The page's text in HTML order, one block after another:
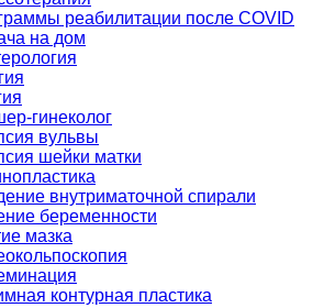
реабилитации после СOVID
на дом
гинеколог
вульвы
шейки матки
внутриматочной спирали
беременности
мазка
контурная пластика